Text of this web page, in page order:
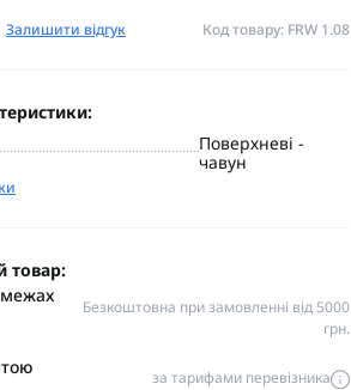
Залишити відгук Код товару: FRW 1.08
Поверхневі -
чавун
товар:
Безкоштовна при замовленні від 5000
грн.
за тарифами перевізника